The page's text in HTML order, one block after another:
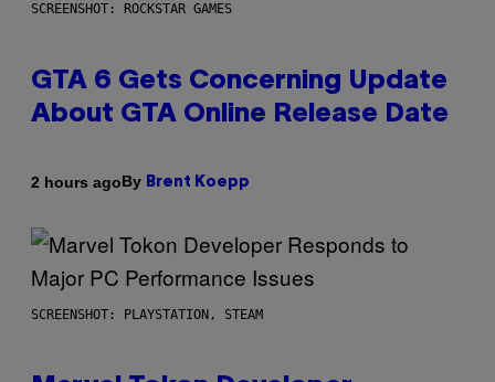
SCREENSHOT: ROCKSTAR GAMES
GTA 6 Gets Concerning Update
About GTA Online Release Date
2 hours agoBy Brent Koepp
SCREENSHOT: PLAYSTATION, STEAM